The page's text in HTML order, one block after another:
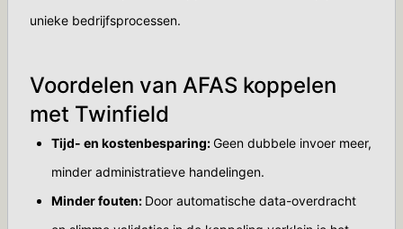
unieke bedrijfsprocessen.
Voordelen van AFAS koppelen
met Twinfield
Tijd- en kostenbesparing:Geen dubbele invoer meer,
minder administratieve handelingen.
Minder fouten: Door automatische data-overdracht